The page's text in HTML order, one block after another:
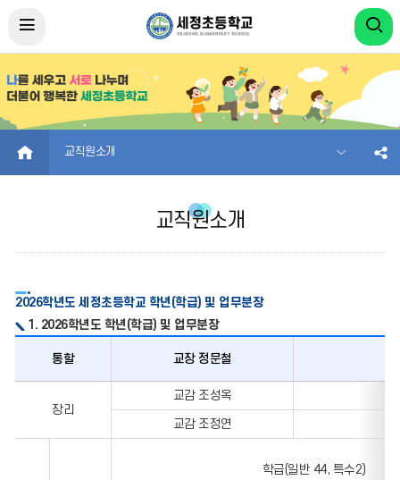
HOME 교직원소개
교직원소개
2026학년도 세정초등학교 학년(학급) 및 업무분장
1. 2026학년도 학년(학급) 및 업무분장
통할 교장 정문철
장리
교감 조성옥
교감 조정연
학급(일반 44, 특수2)